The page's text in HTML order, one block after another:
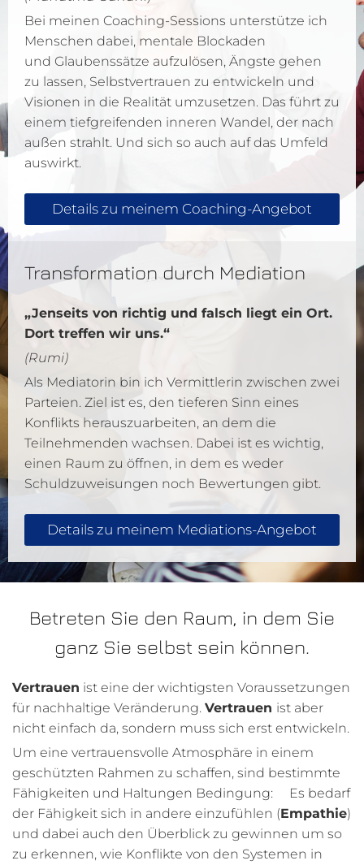
Bei meinen Coaching-Sessions unterstütze ich
Menschen dabei, mentale Blockaden
und Glaubenssätze aufzulösen, Ängste gehen
zu lassen, Selbstvertrauen zu entwickeln und
Visionen in die Realität umzusetzen. Das führt zu
einem tiefgreifenden inneren Wandel, der nach
außen strahlt. Und sich so auch auf das Umfeld
auswirkt.
Details zu meinem Coaching-Angebot
Transformation durch Mediation
„Jenseits von richtig und falsch liegt ein Ort.
Dort treffen wir uns.“
(Rumi)
Als Mediatorin bin ich Vermittlerin zwischen zwei
Parteien. Ziel ist es, den tieferen Sinn eines
Konflikts herauszuarbeiten, an dem die
Teilnehmenden wachsen. Dabei ist es wichtig,
einen Raum zu öffnen, in dem es weder
Schuldzuweisungen noch Bewertungen gibt.
Details zu meinem Mediations-Angebot
Betreten Sie den Raum, in dem Sie
ganz Sie selbst sein können.
Vertrauen ist eine der wichtigsten Voraussetzungen
für nachhaltige Veränderung. Vertrauen ist aber
nicht einfach da, sondern muss sich erst entwickeln.
Um eine vertrauensvolle Atmosphäre in einem
geschützten Rahmen zu schaffen, sind bestimmte
Fähigkeiten und Haltungen Bedingung: Es bedarf
der Fähigkeit sich in andere einzufühlen (Empathie)
und dabei auch den Überblick zu gewinnen um so
zu erkennen, wie Konflikte von den Systemen in